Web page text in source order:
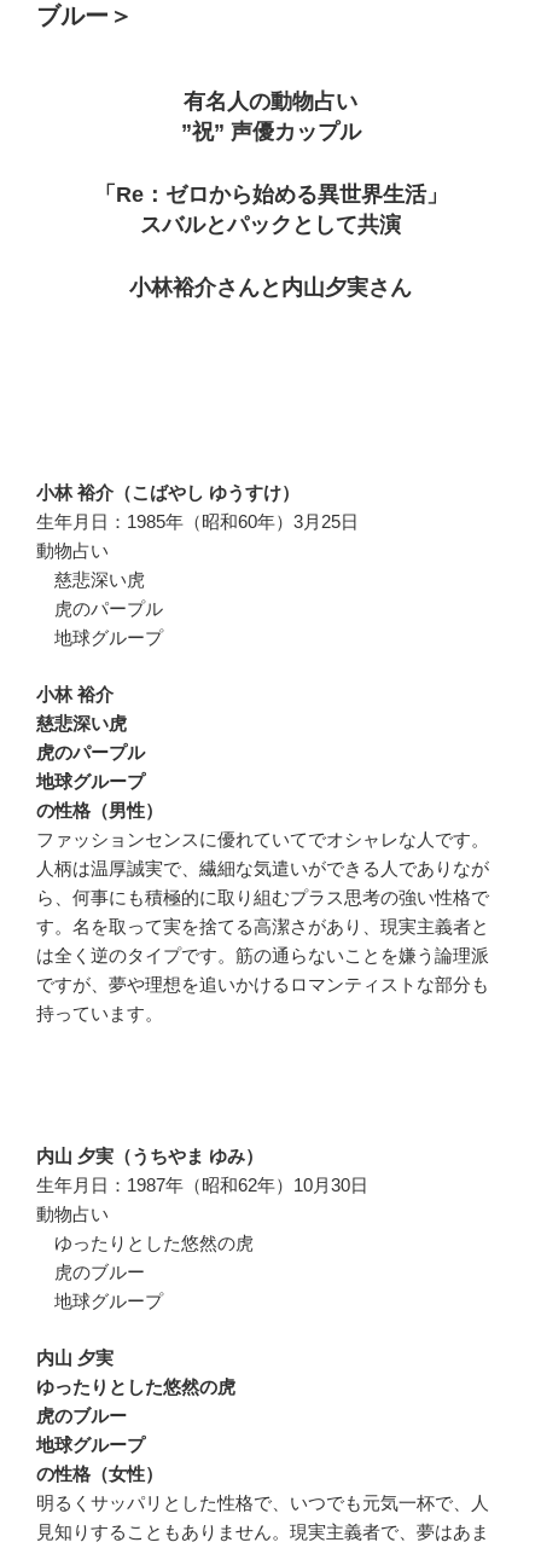
ブルー＞
有名人の動物占い
”祝” 声優カップル
「Re：ゼロから始める異世界生活」
スバルとパックとして共演
小林裕介さんと内山夕実さん
小林 裕介（こばやし ゆうすけ）
生年月日：1985年（昭和60年）3月25日
動物占い
慈悲深い虎
虎のパープル
地球グループ
小林 裕介
慈悲深い虎
虎のパープル
地球グループ
の性格（男性）
ファッションセンスに優れていてでオシャレな人です。
人柄は温厚誠実で、繊細な気遣いができる人でありなが
ら、何事にも積極的に取り組むプラス思考の強い性格で
す。名を取って実を捨てる高潔さがあり、現実主義者と
は全く逆のタイプです。筋の通らないことを嫌う論理派
ですが、夢や理想を追いかけるロマンティストな部分も
持っています。
内山 夕実（うちやま ゆみ）
生年月日：1987年（昭和62年）10月30日
動物占い
ゆったりとした悠然の虎
虎のブルー
地球グループ
内山 夕実
ゆったりとした悠然の虎
虎のブルー
地球グループ
の性格（女性）
明るくサッパリとした性格で、いつでも元気一杯で、人
見知りすることもありません。現実主義者で、夢はあま